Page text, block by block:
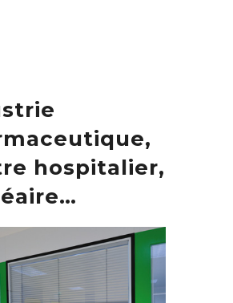
hospitalier,